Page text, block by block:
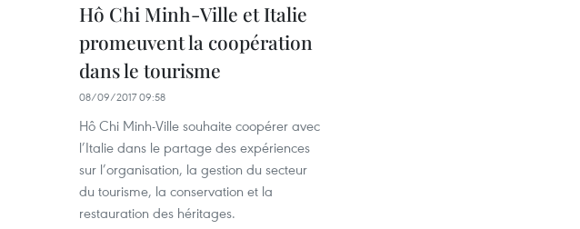
Hô Chi Minh-Ville et Italie
promeuvent la coopération
dans le tourisme
08/09/2017 09:58
Hô Chi Minh-Ville souhaite coopérer avec
l’Italie dans le partage des expériences
sur l’organisation, la gestion du secteur
du tourisme, la conservation et la
restauration des héritages.